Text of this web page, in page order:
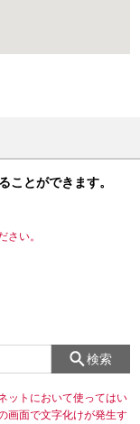
ことができます。
さい。
検索
ットにおいて使ってはい
画面で文字化けが発生す